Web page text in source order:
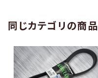
同じカテゴリの商品